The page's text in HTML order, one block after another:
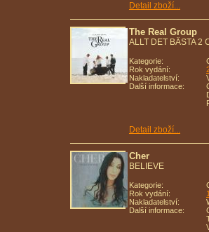
Detail zboží...
The Real Group
ALLT DET BÄSTA 2
Kategorie:
Rok vydání:
Nakladatelství:
Další informace:
Detail zboží...
Cher
BELIEVE
Kategorie:
Rok vydání:
Nakladatelství:
Další informace: